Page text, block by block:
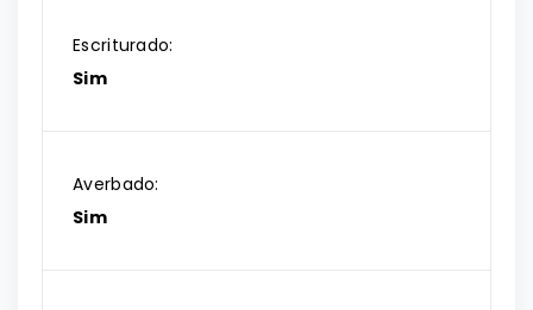
Escriturado:
Sim
Averbado:
Sim